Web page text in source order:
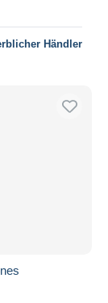
Händler